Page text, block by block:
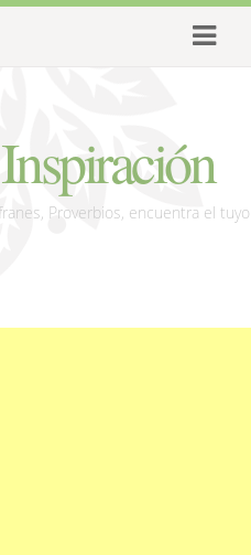
Proverbios, encuentra el tuyo